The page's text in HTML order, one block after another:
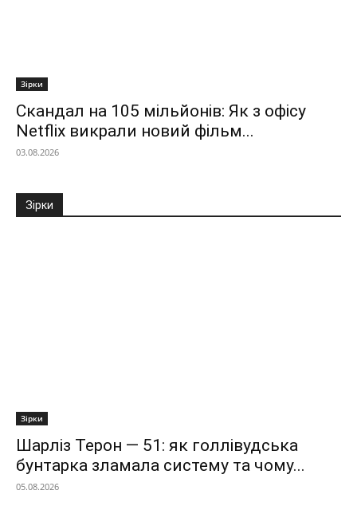
Зірки
Скандал на 105 мільйонів: Як з офісу
Netflix викрали новий фільм...
03.08.2026
Зірки
Зірки
Шарліз Терон — 51: як голлівудська
бунтарка зламала систему та чому...
05.08.2026